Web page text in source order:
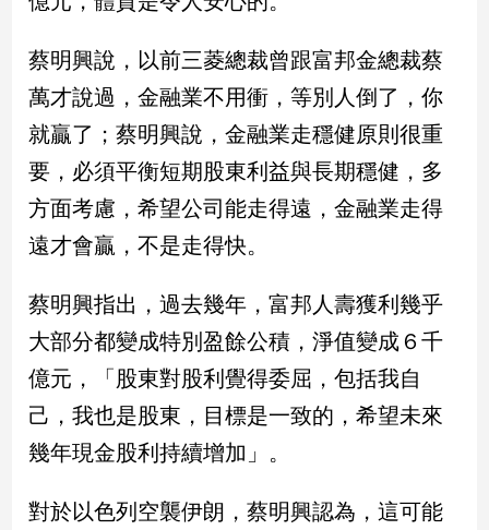
娛
樂
娛
星
聞
流
行/
尚
追
生
活
建
蔡明興說，以前三菱總裁曾跟富邦金總裁蔡
萬才說過，金融業不用衝，等別人倒了，你
就贏了；蔡明興說，金融業走穩健原則很重
要，必須平衡短期股東利益與長期穩健，多
方面考慮，希望公司能走得遠，金融業走得
遠才會贏，不是走得快。
蔡明興指出，過去幾年，富邦人壽獲利幾乎
大部分都變成特別盈餘公積，淨值變成６千
億元，「股東對股利覺得委屈，包括我自
己，我也是股東，目標是一致的，希望未來
幾年現金股利持續增加」。
對於以色列空襲伊朗，蔡明興認為，這可能